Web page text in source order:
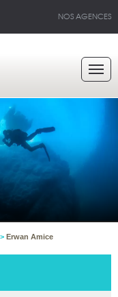
NOS AGENCES
> Erwan Amice